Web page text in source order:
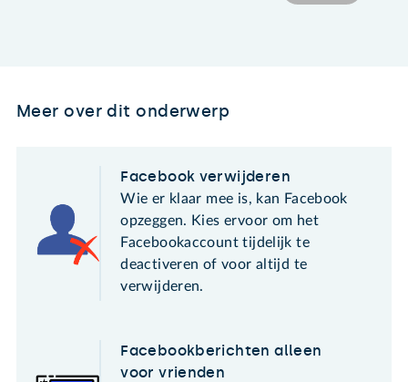
Meer over dit onderwerp
Facebook verwijderen
Wie er klaar mee is, kan Facebook
opzeggen. Kies ervoor om het
Facebookaccount tijdelijk te
deactiveren of voor altijd te
verwijderen.
Facebookberichten alleen
voor vrienden